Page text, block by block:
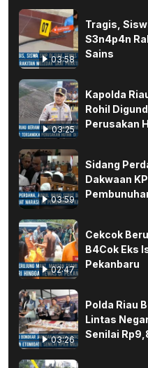
03:58
Tragis,
S3n4p4n
Sains
03:25
Kapolda
Rohil
Perusakan
03:59
Sidang
Dakwaan
02:47
Cekcok
B4Cok Eks
Pekanbaru
03:26
Polda Riau
Lintas
Senilai